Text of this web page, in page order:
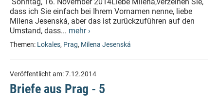
dass ich Sie einfach bei Ihrem Vornamen nenne, liebe
Milena Jesenská, aber das ist zurückzuführen auf den
Umstand, dass... mehr ›
Themen: Lokales, Prag, Milena Jesenská
Veröffentlicht am:7.12.2014
Briefe aus Prag - 5